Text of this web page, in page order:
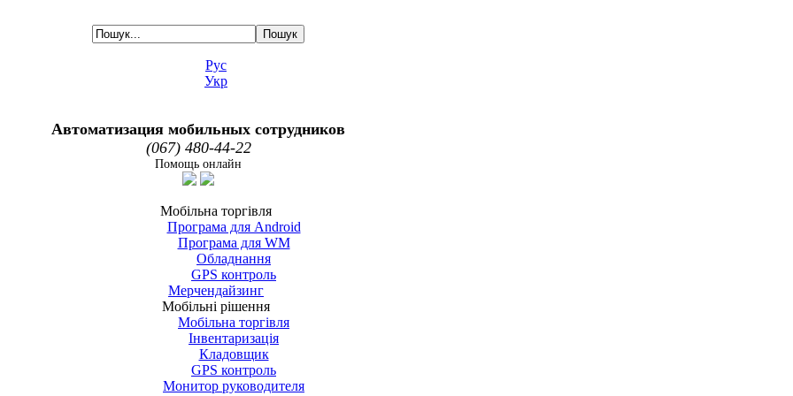
Рус
Укр
Автоматизация мобильных сотрудников
(067) 480-44-22
Помощь онлайн
Мобільна торгівля
Програма для Android
Програма для WM
Обладнання
GPS контроль
Мерчендайзинг
Мобільні рішення
Мобільна торгівля
Інвентаризація
Кладовщик
GPS контроль
Монитор руководителя